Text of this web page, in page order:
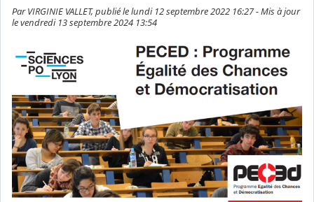
Par VIRGINIE VALLET, publié le lundi 12 septembre 2022 16:27 - Mis à jour
le vendredi 13 septembre 2024 13:54